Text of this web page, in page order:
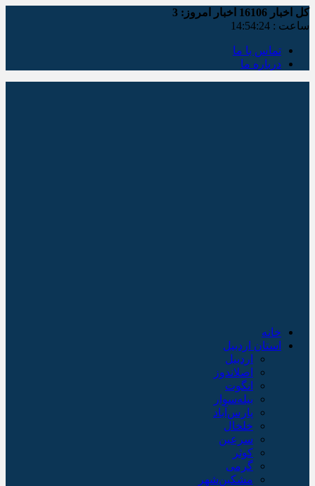
کل اخبار اخبار امروز: 3
ساعت : 14:54:24
تماس با ما
درباره ما
خانه
استان اردبیل
اردبیل
اصلاندوز
انگوت
بیله‌سوار
پارس‌آباد
خلخال
سرعین
کوثر
گرمی
مشکین‌شهر